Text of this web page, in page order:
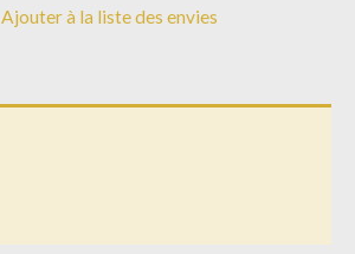
Ajouter à la liste des envies